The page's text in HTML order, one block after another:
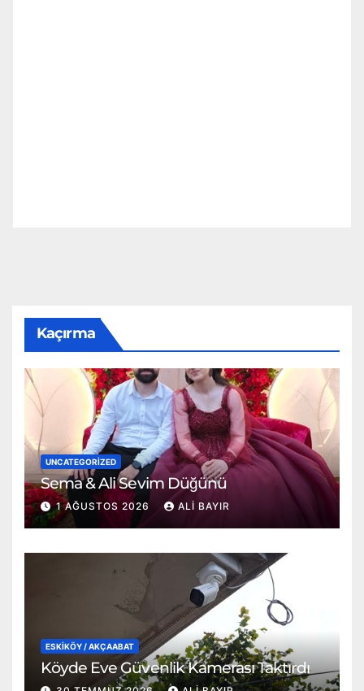
Kaçırma
UNCATEGORIZED
Sema & Ali Sevim Düğünü
1 AĞUSTOS 2026 ALI BAYIR
ESKİKÖY / AKÇAABAT
Köyde Eve Güvenlik Kamerası Taktırdı